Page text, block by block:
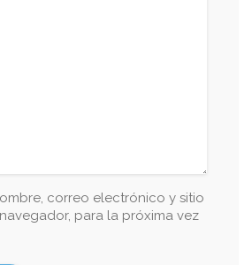
correo electrónico y sitio
para la próxima vez